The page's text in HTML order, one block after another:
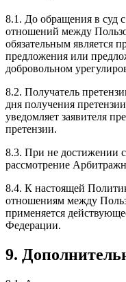
8.1. До обращения в суд
отношений между
обязательным является
предложения или
добровольном
8.2. Получатель
дня получения
уведомляет заявителя
претензии.
8.3. При не достижении
рассмотрение
8.4. К настоящей
отношениям между
применяется
Федерации.
9.